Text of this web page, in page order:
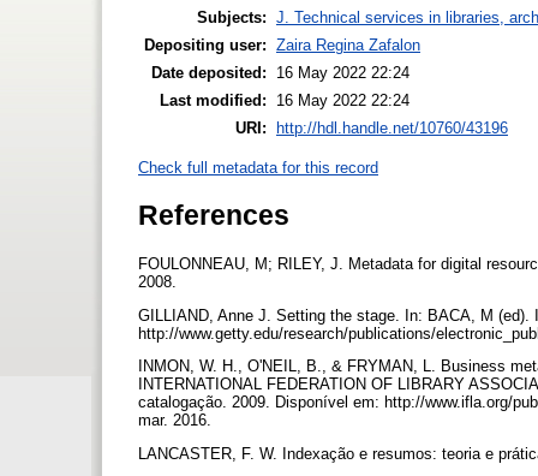
Subjects: J. Technical services in libraries,
Depositing user: Zaira Regina Zafalon
Date deposited:
16 May 2022 22:24
Last modified:
16 May 2022 22:24
URI:
http://hdl.handle.net/10760/43196
Check full metadata for this record
References
FOULONNEAU, M; RILEY, J. Metadata for digital
2008.
GILLIAND, Anne J. Setting the stage. In: BACA, M
http://www.getty.edu/research/publications/
INMON, W. H., O'NEIL, B., & FRYMAN, L. Business
INTERNATIONAL FEDERATION OF LIBRARY
catalogação. 2009. Disponível em: http://www.ifla.org/
mar. 2016.
LANCASTER, F. W. Indexação e resumos: teoria e